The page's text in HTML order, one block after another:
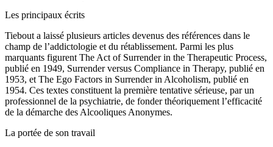
Les principaux écrits
Tiebout a laissé plusieurs articles devenus des références dans le
champ de l’addictologie et du rétablissement. Parmi les plus
marquants figurent The Act of Surrender in the Therapeutic Process,
publié en 1949, Surrender versus Compliance in Therapy, publié en
1953, et The Ego Factors in Surrender in Alcoholism, publié en
1954. Ces textes constituent la première tentative sérieuse, par un
professionnel de la psychiatrie, de fonder théoriquement l’efficacité
de la démarche des Alcooliques Anonymes.
La portée de son travail